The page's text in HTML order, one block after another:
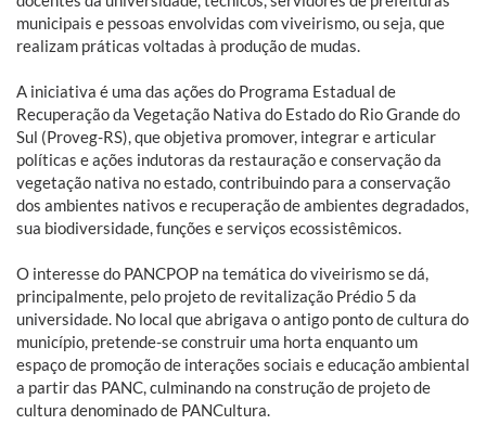
municipais e pessoas envolvidas com viveirismo, ou seja, que
realizam práticas voltadas à produção de mudas.
A iniciativa é uma das ações do Programa Estadual de
Recuperação da Vegetação Nativa do Estado do Rio Grande do
Sul (Proveg-RS), que objetiva promover, integrar e articular
políticas e ações indutoras da restauração e conservação da
vegetação nativa no estado, contribuindo para a conservação
dos ambientes nativos e recuperação de ambientes degradados,
sua biodiversidade, funções e serviços ecossistêmicos.
O interesse do PANCPOP na temática do viveirismo se dá,
principalmente, pelo projeto de revitalização Prédio 5 da
universidade. No local que abrigava o antigo ponto de cultura do
município, pretende-se construir uma horta enquanto um
espaço de promoção de interações sociais e educação ambiental
a partir das PANC, culminando na construção de projeto de
cultura denominado de PANCultura.